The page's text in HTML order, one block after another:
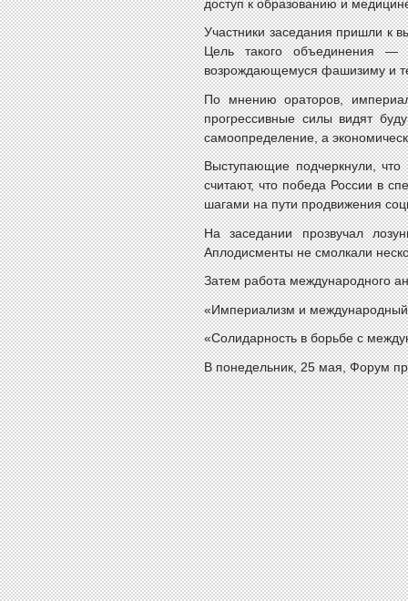
доступ к образованию и
Участники заседания пришли к
Цель такого объединения —
возрождающемуся фашизиму и
По мнению ораторов,
прогрессивные силы видят
самоопределение, а
Выступающие подчеркнули,
считают, что победа России в
шагами на пути продвижения
На заседании прозвучал
Аплодисменты не смолкали
Затем работа международного
«Империализм и
«Солидарность в борьбе с
В понедельник, 25 мая, Форум